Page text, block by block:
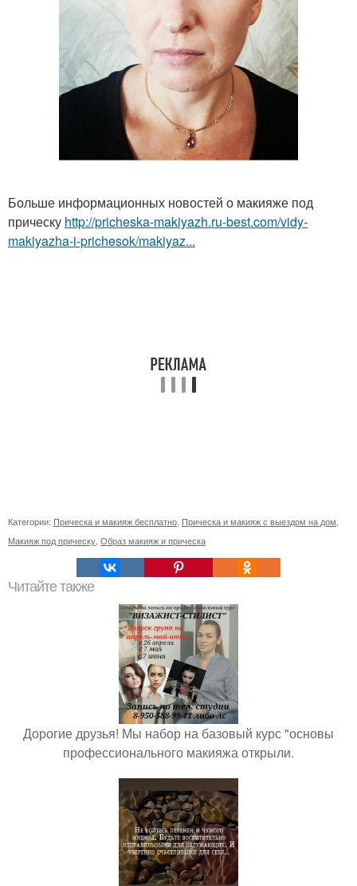
Больше информационных новостей о макияже под
прическу http://pricheska-makiyazh.ru-best.com/vidy-
makiyazha-i-prichesok/makiyaz...
Категории: Прическа и макияж бесплатно Прическа и макияж с выездом на дом
Макияж под прическу Образ макияж и прическа
Читайте также
Дорогие друзья! Мы набор на базовый курс "основы
профессионального макияжа открыли.